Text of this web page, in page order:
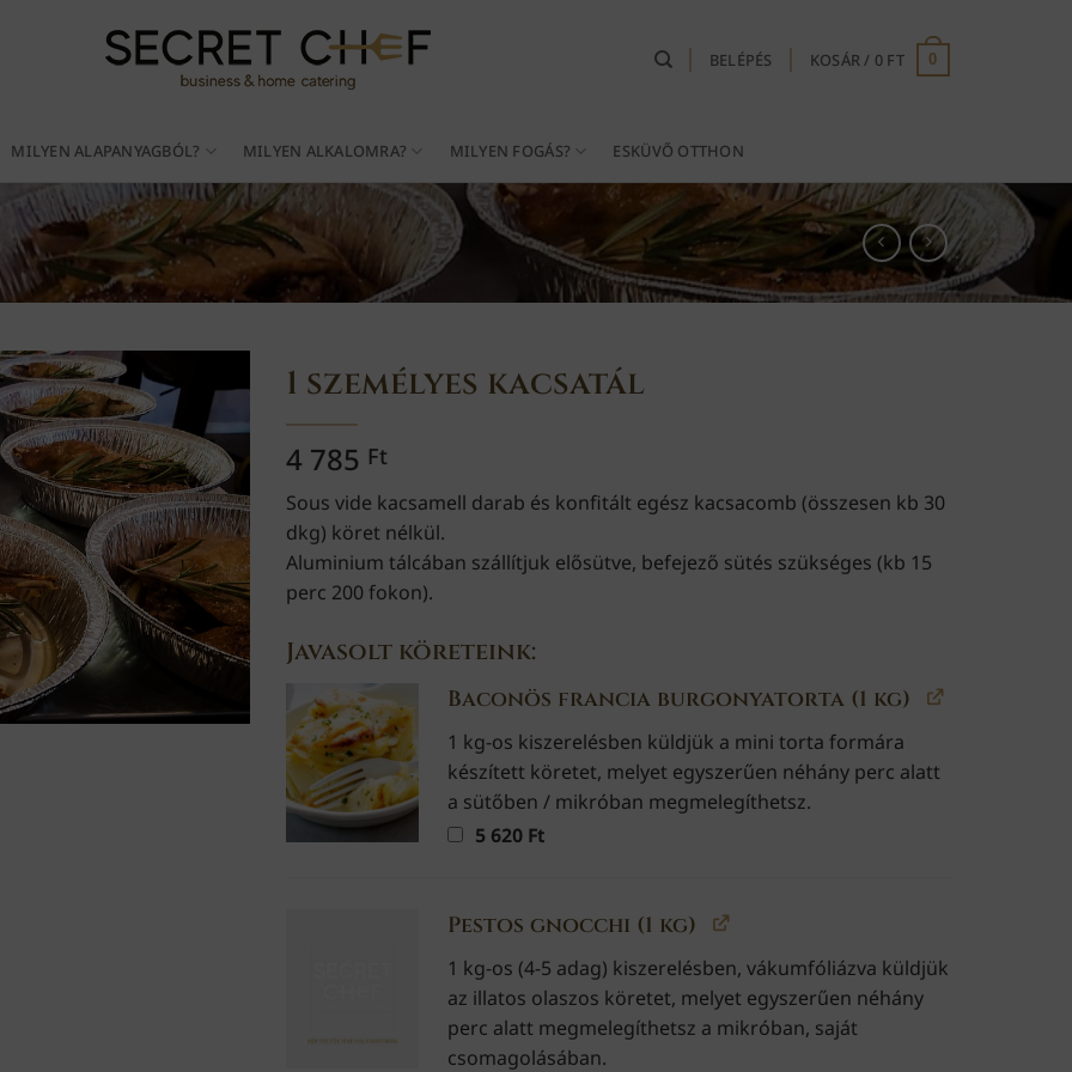
BELÉPÉS KOSÁR / 0 FT 0
MILYEN ALAPANYAGBÓL? MILYEN ALKALOMRA? MILYEN FOGÁS? ESKÜVŐ OTTHON
1 személyes kacsatál
4 785 Ft
Sous vide kacsamell darab és konfitált egész kacsacomb (összesen kb 30
dkg) köret nélkül.
Aluminium tálcában szállítjuk elősütve, befejező sütés szükséges (kb 15
perc 200 fokon).
Javasolt köreteink:
Baconös francia burgonyatorta (1 kg)
1 kg-os kiszerelésben küldjük a mini torta formára
készített köretet, melyet egyszerűen néhány perc alatt
a sütőben / mikróban megmelegíthetsz.
5 620 Ft
Pestos gnocchi (1 kg)
1 kg-os (4-5 adag) kiszerelésben, vákumfóliázva küldjük
az illatos olaszos köretet, melyet egyszerűen néhány
perc alatt megmelegíthetsz a mikróban, saját
csomagolásában.